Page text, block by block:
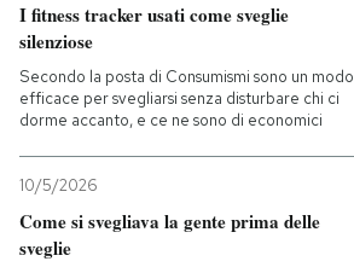
I fitness tracker usati come sveglie
silenziose
Secondo la posta di Consumismi sono un modo
efficace per svegliarsi senza disturbare chi ci
dorme accanto, e ce ne sono di economici
10/5/2026
Come si svegliava la gente prima delle
sveglie